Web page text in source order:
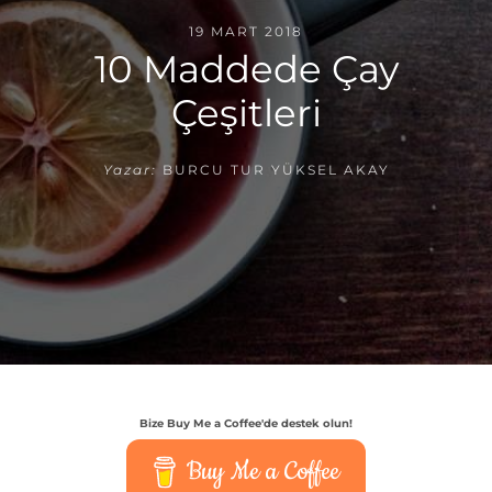
19 MART 2018
10 Maddede Çay
Çeşitleri
Yazar: BURCU TUR YÜKSEL AKAY
Bize Buy Me a Coffee'de destek olun!
Buy Me a Coffee